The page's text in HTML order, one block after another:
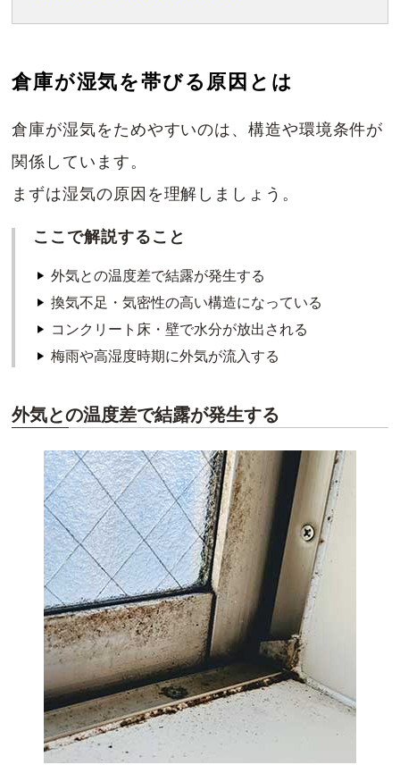
倉庫が湿気を帯びる原因とは
倉庫が湿気をためやすいのは、構造や環境条件が
関係しています。
まずは湿気の原因を理解しましょう。
ここで解説すること
外気との温度差で結露が発生する
換気不足・気密性の高い構造になっている
コンクリート床・壁で水分が放出される
梅雨や高湿度時期に外気が流入する
外気との温度差で結露が発生する